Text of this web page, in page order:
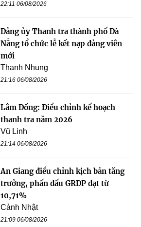
22:11 06/08/2026
Đảng ủy Thanh tra thành phố Đà
Nẵng tổ chức lễ kết nạp đảng viên
mới
Thanh Nhung
21:16 06/08/2026
Lâm Đồng: Điều chỉnh kế hoạch
thanh tra năm 2026
Vũ Linh
21:14 06/08/2026
An Giang điều chỉnh kịch bản tăng
trưởng, phấn đấu GRDP đạt từ
10,71%
Cảnh Nhật
21:09 06/08/2026